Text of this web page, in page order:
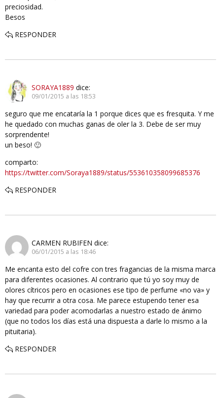
preciosidad.
Besos
RESPONDER
SORAYA1889 dice:
09/01/2015 a las 18:53
seguro que me encataría la 1 porque dices que es fresquita. Y me
he quedado con muchas ganas de oler la 3. Debe de ser muy
sorprendente!
un beso! 🙂
comparto:
https://twitter.com/Soraya1889/status/553610358099685376
RESPONDER
CARMEN RUBIFEN dice:
06/01/2015 a las 18:46
Me encanta esto del cofre con tres fragancias de la misma marca
para diferentes ocasiones. Al contrario que tú yo soy muy de
olores cítricos pero en ocasiones ese tipo de perfume «no va» y
hay que recurrir a otra cosa. Me parece estupendo tener esa
variedad para poder acomodarlas a nuestro estado de ánimo
(que no todos los días está una dispuesta a darle lo mismo a la
pituitaria).
RESPONDER